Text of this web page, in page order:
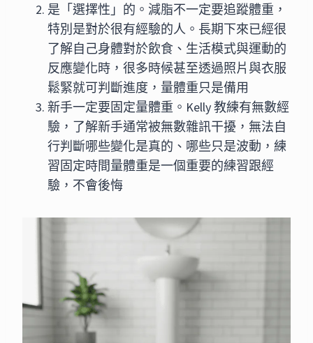
是「選擇性」的。減脂不一定要追蹤體重，
特別是對於很有經驗的人。長期下來已經很
了解自己身體對於飲食、生活模式與運動的
反應變化時，很多時候甚至透過照片與衣服
鬆緊就可判斷進度，量體重只是備用
新手一定要固定量體重。Kelly 教練有無數經
驗，了解新手通常被無數雜訊干擾，無法自
行判斷哪些變化是真的、哪些只是波動，練
習固定時間量體重是一個重要的練習跟經
驗，不會後悔